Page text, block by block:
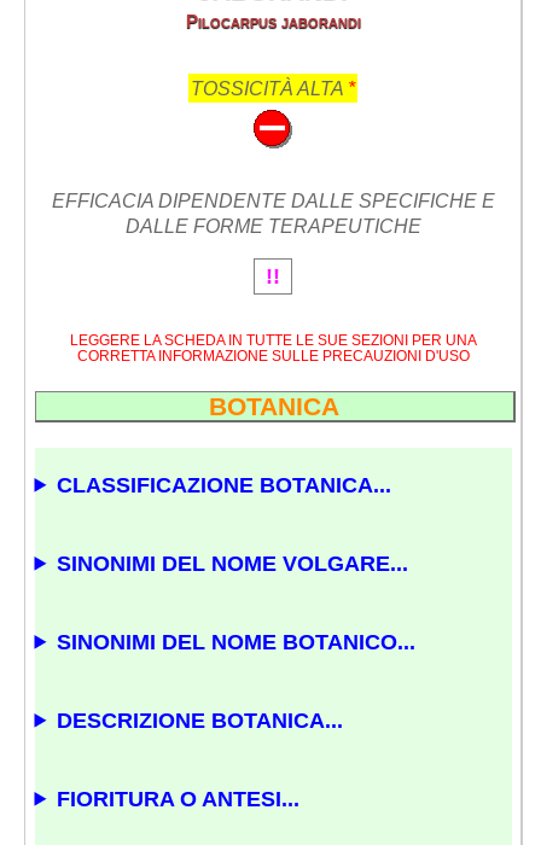
Pilocarpus jaborandi
TOSSICITÀ ALTA *
EFFICACIA DIPENDENTE DALLE SPECIFICHE E
DALLE FORME TERAPEUTICHE
!!
LEGGERE LA SCHEDA IN TUTTE LE SUE SEZIONI PER UNA
CORRETTA INFORMAZIONE SULLE PRECAUZIONI D'USO
BOTANICA
CLASSIFICAZIONE BOTANICA...
SINONIMI DEL NOME VOLGARE...
SINONIMI DEL NOME BOTANICO...
DESCRIZIONE BOTANICA...
FIORITURA O ANTESI...